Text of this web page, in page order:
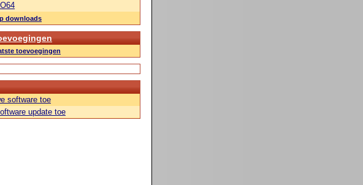
downloads
toevoegingen
software toe
update toe